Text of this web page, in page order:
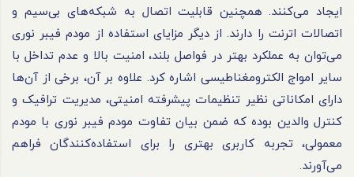
ایجاد می‌کنند. همچنین قابلیت اتصال به شبکه‌های بی‌سیم و
اتصالات اترنت را دارند. از دیگر مزایای استفاده از مودم فیبر نوری
می‌توان به عملکرد بهتر در فواصل بلند، امنیت بالا و عدم تداخل با
سایر امواج الکترومغناطیسی اشاره کرد. علاوه بر آن، برخی از آن‌ها
دارای امکاناتی نظیر تنظیمات پیشرفته امنیتی، مدیریت ترافیک و
کنترل والدین بوده که ضمن بیان تفاوت مودم فیبر نوری با مودم
معمولی، تجربه کاربری بهتری را برای استفاده‌کنندگان فراهم
می‌آورند.